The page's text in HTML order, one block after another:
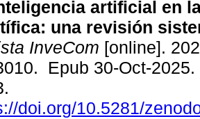
artificial en
una revisión
InveCom [online].
Epub 30-Oct-2025.
doi.org/10.5281/